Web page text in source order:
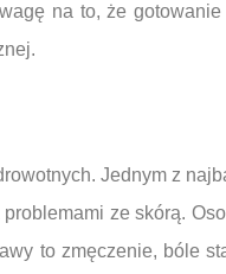
na to, że
Jednym z
ze skórą.
to zmęczenie, bóle